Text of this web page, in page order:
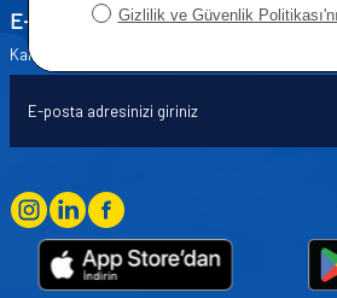
E-Bülten Aboneliği
Kampanya ve yeniliklerden haberdar olmak